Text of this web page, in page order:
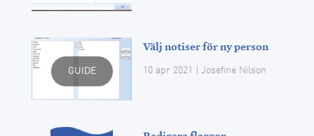
GUIDE
Välj notiser för ny person
10 apr 2021 | Josefine Nilson